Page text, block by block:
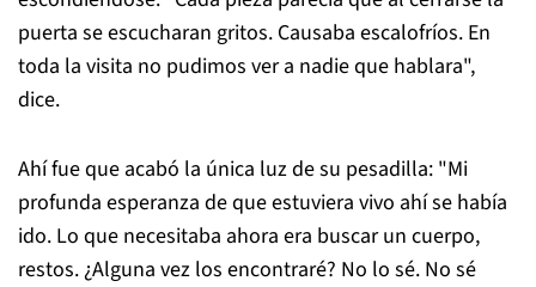
puerta se escucharan gritos. Causaba escalofríos. En
toda la visita no pudimos ver a nadie que hablara",
dice.
Ahí fue que acabó la única luz de su pesadilla: "Mi
profunda esperanza de que estuviera vivo ahí se había
ido. Lo que necesitaba ahora era buscar un cuerpo,
restos. ¿Alguna vez los encontraré? No lo sé. No sé